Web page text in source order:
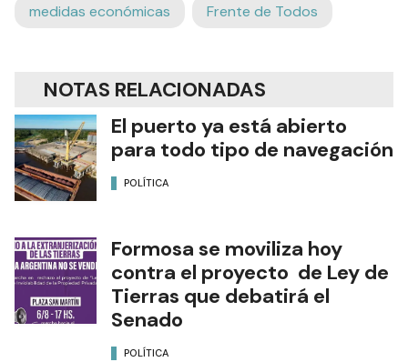
medidas económicas Frente de Todos
NOTAS RELACIONADAS
El puerto ya está abierto
para todo tipo de navegación
POLÍTICA
Formosa se moviliza hoy
contra el proyecto de Ley de
Tierras que debatirá el
Senado
POLÍTICA